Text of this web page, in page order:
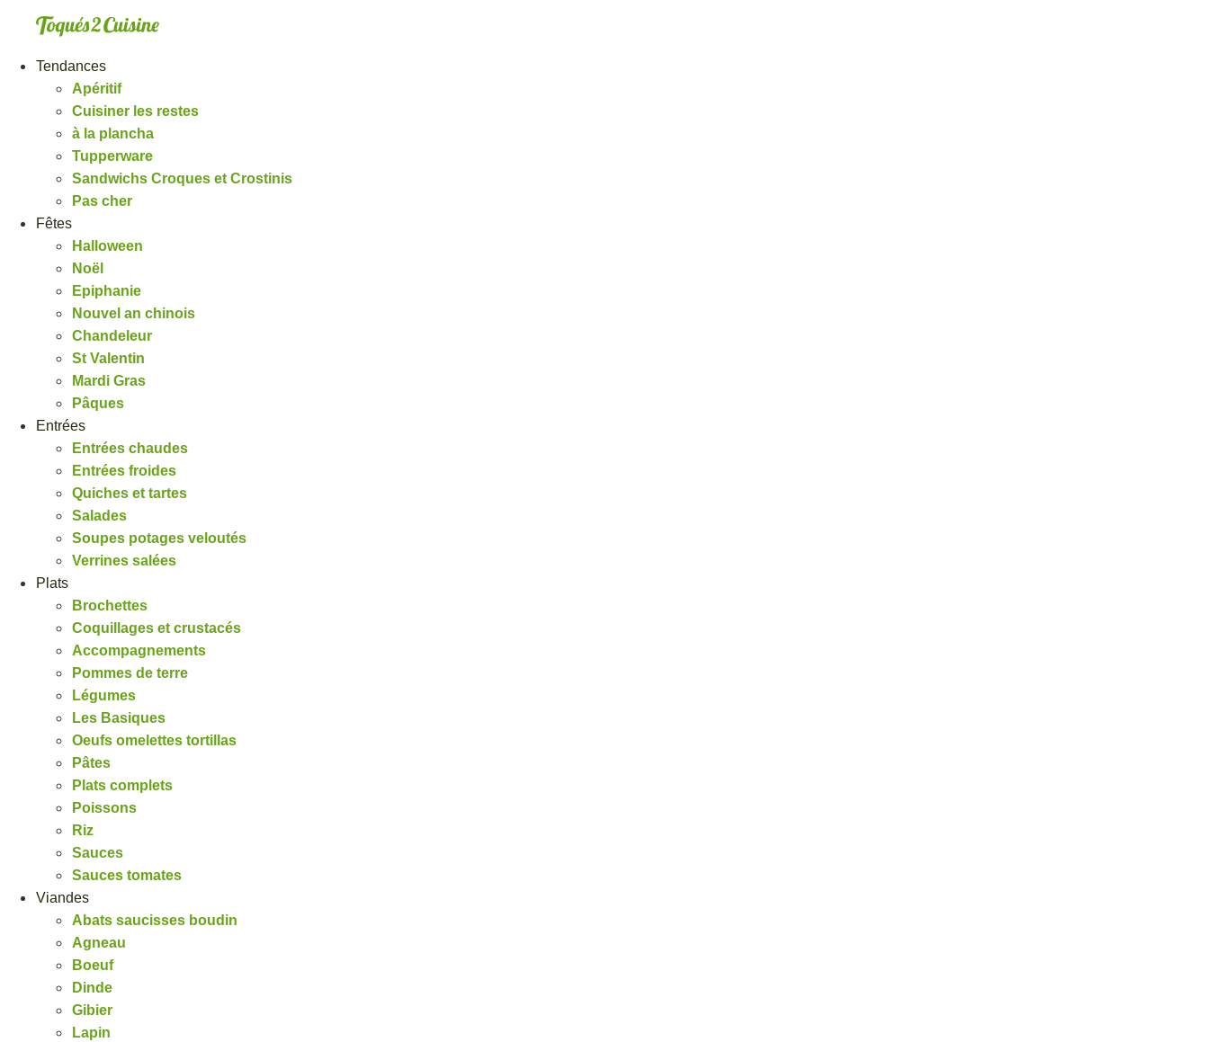
Tendances
Apéritif
Cuisiner les restes
à la plancha
Tupperware
Sandwichs Croques et Crostinis
Pas cher
Fêtes
Halloween
Noël
Epiphanie
Nouvel an chinois
Chandeleur
St Valentin
Mardi Gras
Pâques
Entrées
Entrées chaudes
Entrées froides
Quiches et tartes
Salades
Soupes potages veloutés
Verrines salées
Plats
Brochettes
Coquillages et crustacés
Accompagnements
Pommes de terre
Légumes
Les Basiques
Oeufs omelettes tortillas
Pâtes
Plats complets
Poissons
Riz
Sauces
Sauces tomates
Viandes
Abats saucisses boudin
Agneau
Boeuf
Dinde
Gibier
Lapin